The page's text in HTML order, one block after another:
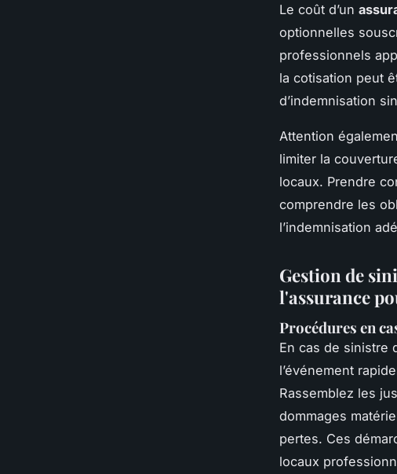
Le coût d’un
optionnelles
professionnels
la cotisation peut
d’indemnisation
Attention
limiter la
locaux. Prendre
comprendre les
l’indemnisation
Gestion de
l'assurance
Procédures en
En cas de sinistre
l’événement
Rassemblez les
dommages
pertes. Ces
locaux